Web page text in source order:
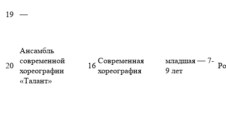
19 —
20
Ансамбль
современной
хореографии
«Талант»
16
Современная
хореография
младшая — 7-
9 лет